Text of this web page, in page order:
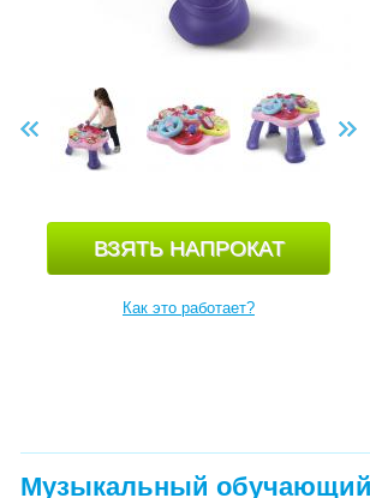
Как это работает?
Музыкальный обучающий